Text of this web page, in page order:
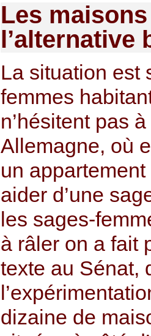
Les
l’alternative
La situation est
femmes
n’hésitent pas
Allemagne, où
un
aider d’une
les sages-
à râler on a fait
texte au Sénat,
dizaine de